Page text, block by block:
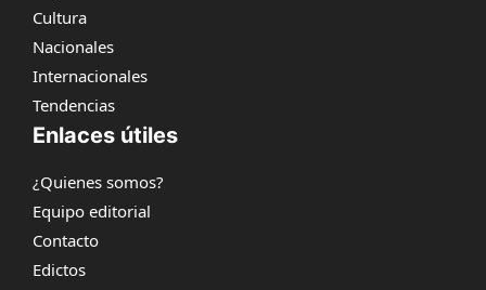
Cultura
Nacionales
Internacionales
Tendencias
Enlaces útiles
¿Quienes somos?
Equipo editorial
Contacto
Edictos